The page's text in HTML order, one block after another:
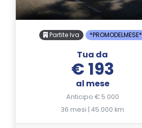
Partite Iva *PROMODELMESE*
Tua da
€ 193
al mese
Anticipo € 5.000
36 mesi | 45.000 km